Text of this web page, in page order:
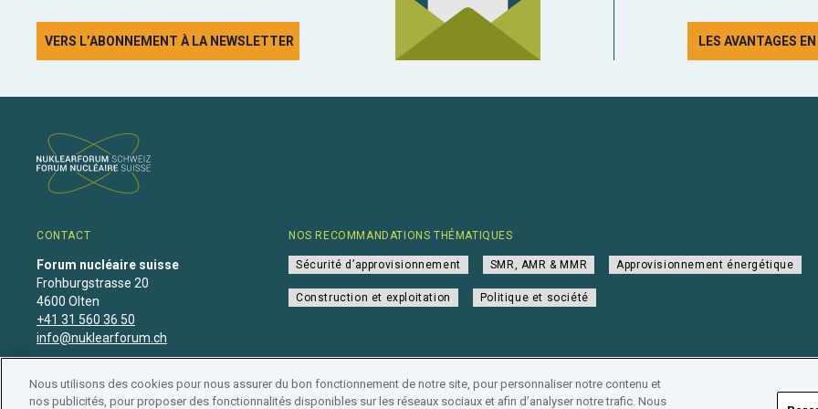
VERS L’ABONNEMENT À LA NEWSLETTER LES AVANTAGES
CONTACT
Forum nucléaire suisse
Frohburgstrasse 20
4600 Olten
+41 31 560 36 50
info@nuklearforum.ch
NOS RECOMMANDATIONS THÉMATIQUES
Sécurité d’approvisionnement SMR, AMR & MMR Approvisionnement énergétique
Construction et exploitation Politique et société
Nous utilisons des cookies pour nous assurer du bon fonctionnement de notre site, pour personnaliser notre contenu et
nos publicités, pour proposer des fonctionnalités disponibles sur les réseaux sociaux et afin d’analyser notre trafic. Nous